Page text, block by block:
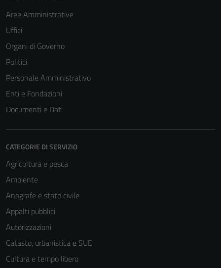
Aree Amministrative
Uffici
Organi di Governo
Politici
Personale Amministrativo
Enti e Fondazioni
Documenti e Dati
CATEGORIE DI SERVIZIO
Agricoltura e pesca
Ambiente
Anagrafe e stato civile
Appalti pubblici
Autorizzazioni
Catasto, urbanistica e SUE
Cultura e tempo libero